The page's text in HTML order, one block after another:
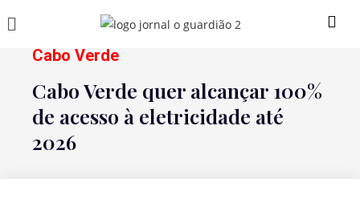
Cabo Verde
Cabo Verde quer alcançar 100%
de acesso à eletricidade até
2026